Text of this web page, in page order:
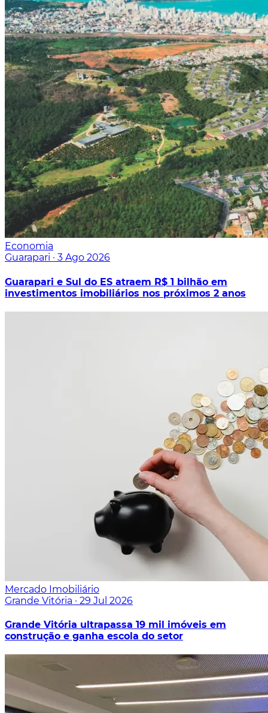
Economia
Guarapari · 3 Ago 2026
Guarapari e Sul do ES atraem R$ 1 bilhão em
investimentos imobiliários nos próximos 2 anos
Mercado Imobiliário
Grande Vitória · 29 Jul 2026
Grande Vitória ultrapassa 19 mil imóveis em
construção e ganha escola do setor